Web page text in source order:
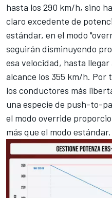
hasta los 290 km/h, sino
claro excedente de
estándar, en el modo
seguirán disminuyendo
esa velocidad, hasta
alcance los 355 km/h. Por
los conductores más
una especie de push-to-
el modo override
más que el modo estándar.